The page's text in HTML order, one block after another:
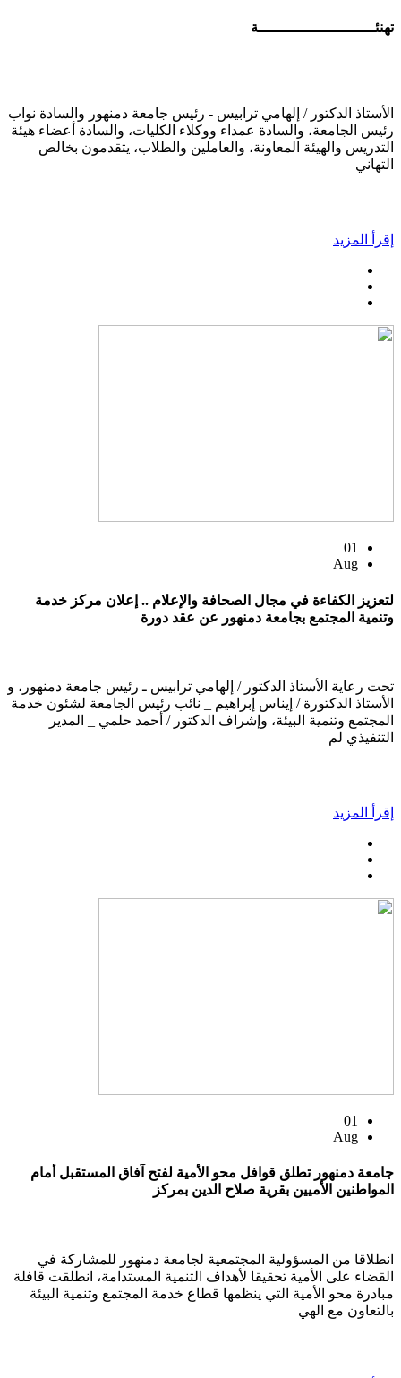
تهنئــــــــــــــــــــــــــة
الأستاذ الدكتور / إلهامي ترابيس - رئيس جامعة دمنهور والسادة نواب
رئيس الجامعة، والسادة عمداء ووكلاء الكليات، والسادة أعضاء هيئة
التدريس والهيئة المعاونة، والعاملين والطلاب، يتقدمون بخالص
التهاني
إقرأ المزيد
01
Aug
لتعزيز الكفاءة في مجال الصحافة والإعلام .. إعلان مركز خدمة
وتنمية المجتمع بجامعة دمنهور عن عقد دورة
تحت رعاية الأستاذ الدكتور / إلهامي ترابيس ـ رئيس جامعة دمنهور، و
الأستاذ الدكتورة / إيناس إبراهيم _ نائب رئيس الجامعة لشئون خدمة
المجتمع وتنمية البيئة، وإشراف الدكتور / أحمد حلمي _ المدير
التنفيذي لم
إقرأ المزيد
01
Aug
جامعة دمنهور تطلق قوافل محو الأمية لفتح آفاق المستقبل أمام
المواطنين الأميين بقرية صلاح الدين بمركز
انطلاقا من المسؤولية المجتمعية لجامعة دمنهور للمشاركة في
القضاء على الأمية تحقيقا لأهداف التنمية المستدامة، انطلقت قافلة
مبادرة محو الأمية التي ينظمها قطاع خدمة المجتمع وتنمية البيئة
بالتعاون مع الهي